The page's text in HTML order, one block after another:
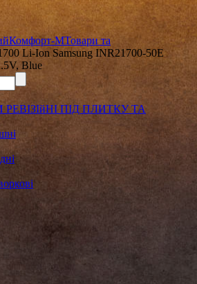
Комфорт-МТовари та
Li-Ion Samsung INR21700-50E
Blue
ПІД ПЛИТКУ ТА